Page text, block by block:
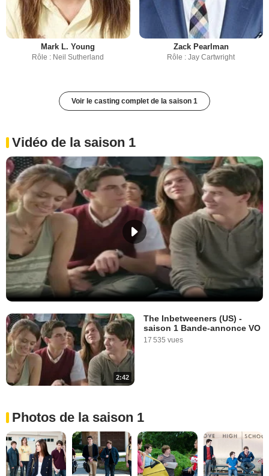
Mark L. Young
Rôle : Neil Sutherland
Zack Pearlman
Rôle : Jay Cartwright
Voir le casting complet de la saison 1
Vidéo de la saison 1
2:42
The Inbetweeners (US) -
saison 1 Bande-annonce VO
17 535 vues
Photos de la saison 1